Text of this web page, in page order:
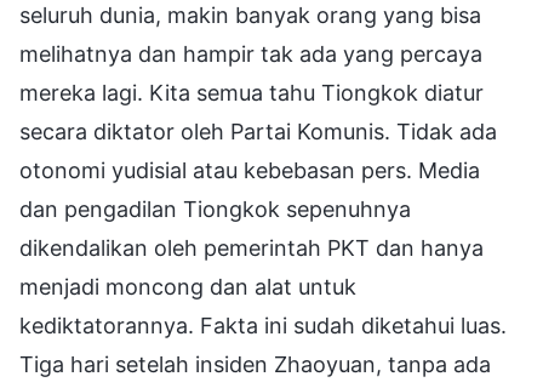
seluruh dunia, makin banyak orang yang bisa
melihatnya dan hampir tak ada yang percaya
mereka lagi. Kita semua tahu Tiongkok diatur
secara diktator oleh Partai Komunis. Tidak ada
otonomi yudisial atau kebebasan pers. Media
dan pengadilan Tiongkok sepenuhnya
dikendalikan oleh pemerintah PKT dan hanya
menjadi moncong dan alat untuk
kediktatorannya. Fakta ini sudah diketahui luas.
Tiga hari setelah insiden Zhaoyuan, tanpa ada